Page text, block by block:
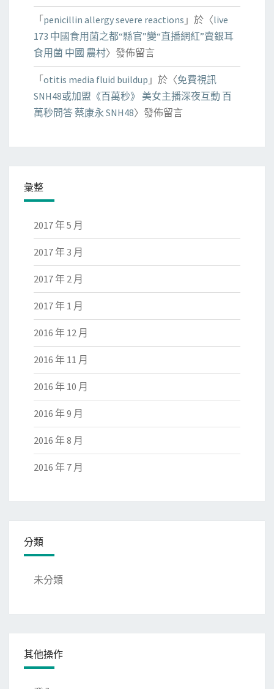
「 penicillin allergy severe reactions 」於〈live
173 中國食用菌之都“縣官”變“直播網紅”賣銀耳
食用菌 中國 農村〉發佈留言
「 otitis media fluid buildup 」於〈免費視訊
SNH48或加盟《百萬秒》 美女主播深夜互動 百
萬秒問答 蔡康永 SNH48〉發佈留言
彙整
2017 年 5 月
2017 年 3 月
2017 年 2 月
2017 年 1 月
2016 年 12 月
2016 年 11 月
2016 年 10 月
2016 年 9 月
2016 年 8 月
2016 年 7 月
分類
未分類
其他操作